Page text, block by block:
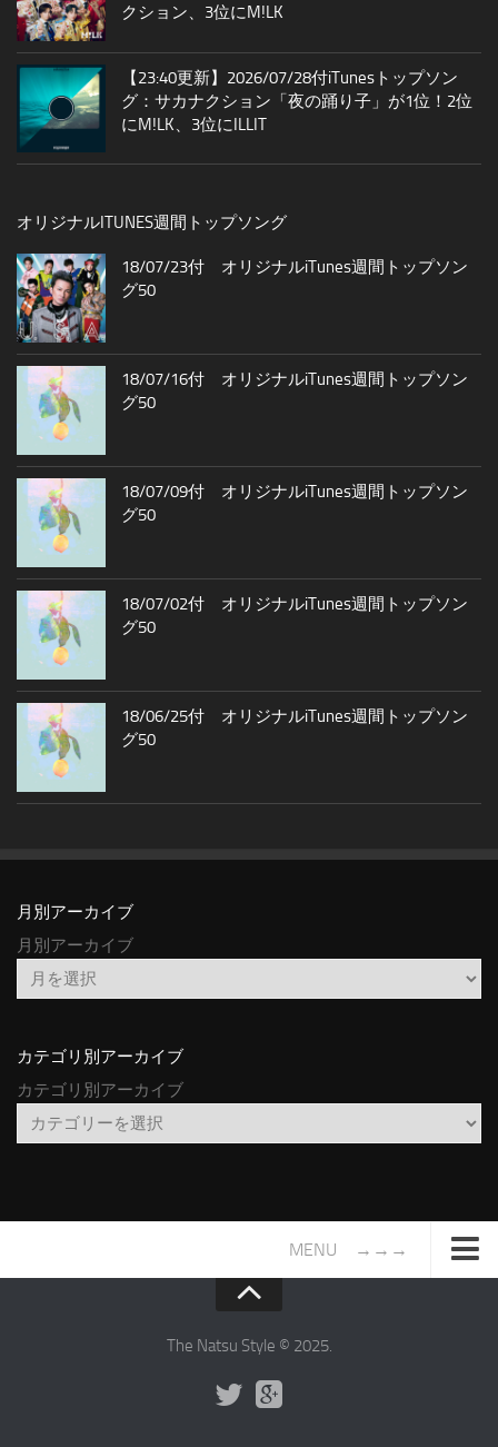
クション、3位にM!LK
【23:40更新】2026/07/28付iTunesトップソン
グ：サカナクション「夜の踊り子」が1位！2位
にM!LK、3位にILLIT
オリジナルITUNES週間トップソング
18/07/23付 オリジナルiTunes週間トップソン
グ50
18/07/16付 オリジナルiTunes週間トップソン
グ50
18/07/09付 オリジナルiTunes週間トップソン
グ50
18/07/02付 オリジナルiTunes週間トップソン
グ50
18/06/25付 オリジナルiTunes週間トップソン
グ50
月別アーカイブ
月別アーカイブ
カテゴリ別アーカイブ
カテゴリ別アーカイブ
MENU →→→
The Natsu Style © 2025.